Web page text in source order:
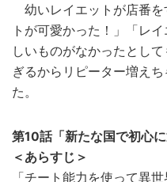
幼いレイエットが店番を
トが可愛かった！」「レ
しいものがなかったとし
ぎるからリピーター増え
た。
第10話「新たな国で初心に
＜あらすじ＞
「チート能力を使って異